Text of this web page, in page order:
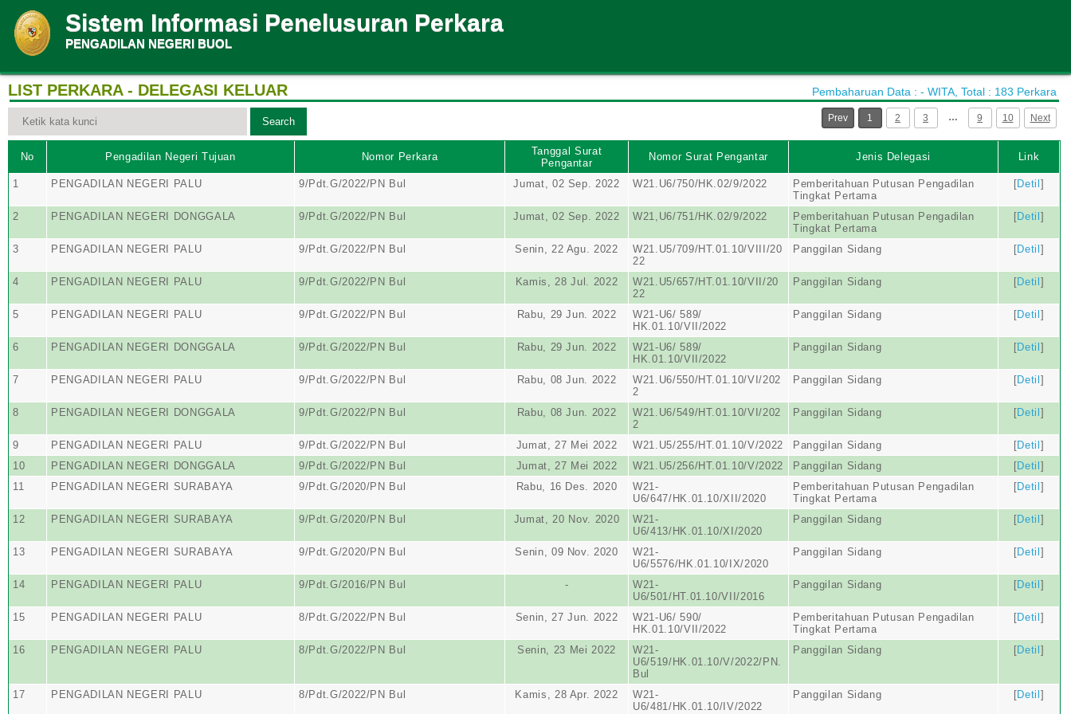
Sistem Informasi Penelusuran Perkara
PENGADILAN NEGERI BUOL
LIST PERKARA - DELEGASI KELUAR Pembaharuan Data : - WITA, Total : 183 Perkara
Prev 1 2 3 … 9 10 Next
No Pengadilan Negeri Tujuan Nomor Perkara
Tanggal Surat
Pengantar
Nomor Surat Pengantar Jenis Delegasi Link
1 PENGADILAN NEGERI PALU 9/Pdt.G/2022/PN Bul Jumat, 02 Sep. 2022 W21.U6/750/HK.02/9/2022
Pemberitahuan Putusan Pengadilan
Tingkat Pertama
[Detil ]
2 PENGADILAN NEGERI DONGGALA 9/Pdt.G/2022/PN Bul Jumat, 02 Sep. 2022 W21,U6/751/HK.02/9/2022
Pemberitahuan Putusan Pengadilan
Tingkat Pertama
[Detil ]
3 PENGADILAN NEGERI PALU 9/Pdt.G/2022/PN Bul Senin, 22 Agu. 2022
W21.U5/709/HT.01.10/VIII/20
22
Panggilan Sidang [Detil ]
4 PENGADILAN NEGERI PALU 9/Pdt.G/2022/PN Bul Kamis, 28 Jul. 2022
W21.U5/657/HT.01.10/VII/20
22
Panggilan Sidang [Detil ]
5 PENGADILAN NEGERI PALU 9/Pdt.G/2022/PN Bul Rabu, 29 Jun. 2022
W21-U6/ 589/
HK.01.10/VII/2022
Panggilan Sidang [Detil ]
6 PENGADILAN NEGERI DONGGALA 9/Pdt.G/2022/PN Bul Rabu, 29 Jun. 2022
W21-U6/ 589/
HK.01.10/VII/2022
Panggilan Sidang [Detil ]
7 PENGADILAN NEGERI PALU 9/Pdt.G/2022/PN Bul Rabu, 08 Jun. 2022
W21.U6/550/HT.01.10/VI/202
2
Panggilan Sidang [Detil ]
8 PENGADILAN NEGERI DONGGALA 9/Pdt.G/2022/PN Bul Rabu, 08 Jun. 2022
W21.U6/549/HT.01.10/VI/202
2
Panggilan Sidang [Detil ]
9 PENGADILAN NEGERI PALU 9/Pdt.G/2022/PN Bul Jumat, 27 Mei 2022 W21.U5/255/HT.01.10/V/2022 Panggilan Sidang [Detil ]
10
PENGADILAN NEGERI DONGGALA 9/Pdt.G/2022/PN Bul Jumat, 27 Mei 2022 W21.U5/256/HT.01.10/V/2022 Panggilan Sidang [Detil ]
11
PENGADILAN NEGERI SURABAYA 9/Pdt.G/2020/PN Bul Rabu, 16 Des. 2020
W21-
U6/647/HK.01.10/XII/2020
Pemberitahuan Putusan Pengadilan
Tingkat Pertama
[Detil ]
12 PENGADILAN NEGERI SURABAYA 9/Pdt.G/2020/PN Bul Jumat, 20 Nov. 2020
W21-
U6/413/HK.01.10/XI/2020
Panggilan Sidang [Detil ]
13 PENGADILAN NEGERI SURABAYA 9/Pdt.G/2020/PN Bul Senin, 09 Nov. 2020
W21-
U6/5576/HK.01.10/IX/2020
Panggilan Sidang [Detil ]
14 PENGADILAN NEGERI PALU 9/Pdt.G/2016/PN Bul -
W21-
U6/501/HT.01.10/VII/2016
Panggilan Sidang [Detil ]
15 PENGADILAN NEGERI PALU 8/Pdt.G/2022/PN Bul Senin, 27 Jun. 2022
W21-U6/ 590/
HK.01.10/VII/2022
Pemberitahuan Putusan Pengadilan
Tingkat Pertama
[Detil ]
16 PENGADILAN NEGERI PALU 8/Pdt.G/2022/PN Bul Senin, 23 Mei 2022
W21-
U6/519/HK.01.10/V/2022/PN.
Bul
Panggilan Sidang [Detil ]
17 PENGADILAN NEGERI PALU 8/Pdt.G/2022/PN Bul Kamis, 28 Apr. 2022
W21-
U6/481/HK.01.10/IV/2022
Panggilan Sidang [Detil ]